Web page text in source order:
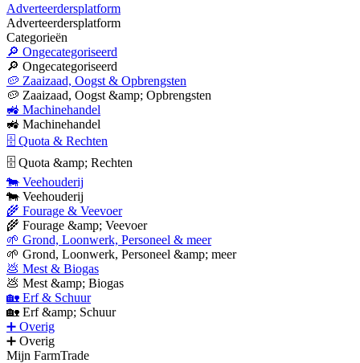
Adverteerdersplatform
Adverteerdersplatform
Categorieën
🔎 Ongecategoriseerd
🔎 Ongecategoriseerd
🥔 Zaaizaad, Oogst & Opbrengsten
🥔 Zaaizaad, Oogst &amp; Opbrengsten
🚜 Machinehandel
🚜 Machinehandel
🗄 Quota & Rechten
🗄 Quota &amp; Rechten
🐄 Veehouderij
🐄 Veehouderij
🌾 Fourage & Veevoer
🌾 Fourage &amp; Veevoer
🌱 Grond, Loonwerk, Personeel & meer
🌱 Grond, Loonwerk, Personeel &amp; meer
💩 Mest & Biogas
💩 Mest &amp; Biogas
🏡 Erf & Schuur
🏡 Erf &amp; Schuur
➕ Overig
➕ Overig
Mijn FarmTrade